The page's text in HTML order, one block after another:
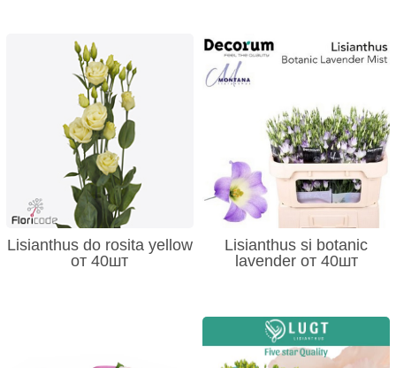
Lisianthus do rosita yellow
от 40шт
Lisianthus si botanic
lavender от 40шт